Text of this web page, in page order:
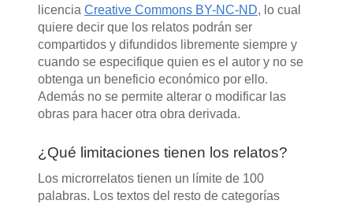
licencia Creative Commons BY-NC-ND, lo cual
quiere decir que los relatos podrán ser
compartidos y difundidos libremente siempre y
cuando se especifique quien es el autor y no se
obtenga un beneficio económico por ello.
Además no se permite alterar o modificar las
obras para hacer otra obra derivada.
¿Qué limitaciones tienen los relatos?
Los microrrelatos tienen un límite de 100
palabras. Los textos del resto de categorías